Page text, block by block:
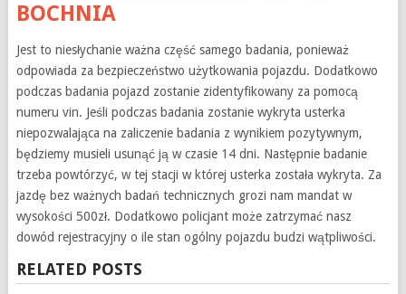
BOCHNIA
Jest to niesłychanie ważna część samego badania, ponieważ
odpowiada za bezpieczeństwo użytkowania pojazdu. Dodatkowo
podczas badania pojazd zostanie zidentyfikowany za pomocą
numeru vin. Jeśli podczas badania zostanie wykryta usterka
niepozwalająca na zaliczenie badania z wynikiem pozytywnym,
będziemy musieli usunąć ją w czasie 14 dni. Następnie badanie
trzeba powtórzyć, w tej stacji w której usterka została wykryta. Za
jazdę bez ważnych badań technicznych grozi nam mandat w
wysokości 500zł. Dodatkowo policjant może zatrzymać nasz
dowód rejestracyjny o ile stan ogólny pojazdu budzi wątpliwości.
RELATED POSTS